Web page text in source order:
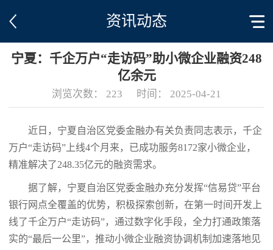
资讯动态
宁夏：千企万户“走访码”助小微企业融资248
亿余元
浏览次数： 223 时间： 2025-04-21
近日，宁夏自治区党委金融办有关负责同志表示，千企
万户“走访码”上线4个月来，已成功服务8172家小微企业，
精准解决了248.35亿元的融资需求。
据了解，宁夏自治区党委金融办充分发挥“信易贷”平台
银行网点全覆盖的优势，积极探索创新，在第一时间开发上
线了千企万户“走访码”，通过数字化手段，全力打通政策落
实的“最后一公里”，推动小微企业融资协调机制加速落地见